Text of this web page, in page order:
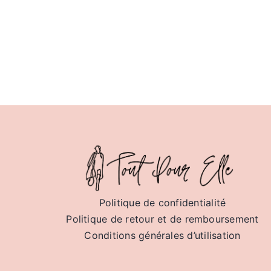
Politique de confidentialité
Politique de retour et de remboursement
Conditions générales d’utilisation